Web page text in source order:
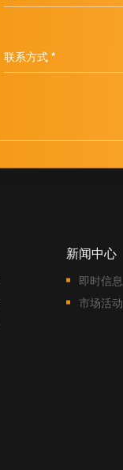
联系方式 *
新闻中心
即时信息
市场活动